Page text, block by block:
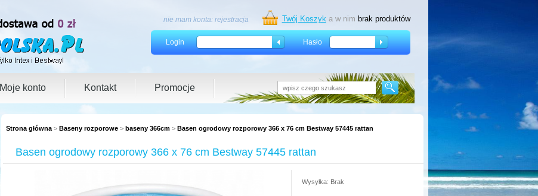
Twój Koszyka w nim brak produktów
nie mam konta: rejestracja
Login Hasło
Moje konto Kontakt Promocje
Strona główna > Baseny rozporowe > baseny 366cm > Basen ogrodowy rozporowy 366 x 76 cm Bestway 57445 rattan
Basen ogrodowy rozporowy 366 x 76 cm Bestway 57445 rattan
Wysyłka: Brak